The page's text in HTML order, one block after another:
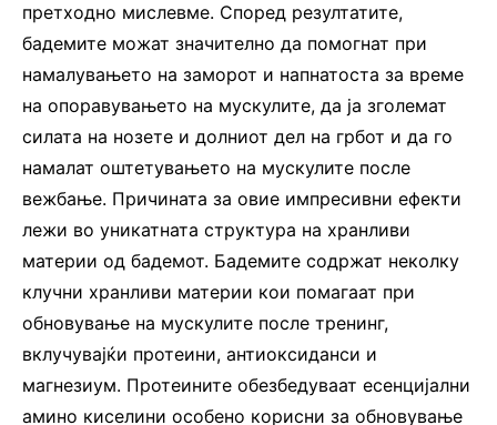
претходно мислевме. Според резултатите,
бадемите можат значително да помогнат при
намалувањето на заморот и напнатоста за време
на опоравувањето на мускулите, да ја зголемат
силата на нозете и долниот дел на грбот и да го
намалат оштетувањето на мускулите после
вежбање. Причината за овие импресивни ефекти
лежи во уникатната структура на хранливи
материи од бадемот. Бадемите содржат неколку
клучни хранливи материи кои помагаат при
обновување на мускулите после тренинг,
вклучувајќи протеини, антиоксиданси и
магнезиум. Протеините обезбедуваат есенцијални
амино киселини особено корисни за обновување